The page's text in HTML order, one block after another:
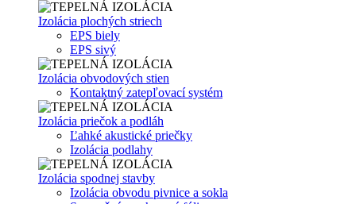
Izolácia plochých striech
EPS biely
EPS sivý
Izolácia obvodových stien
Kontaktný zatepľovací systém
Izolácia priečok a podláh
Ľahké akustické priečky
Izolácia podlahy
Izolácia spodnej stavby
Izolácia obvodu pivnice a sokla